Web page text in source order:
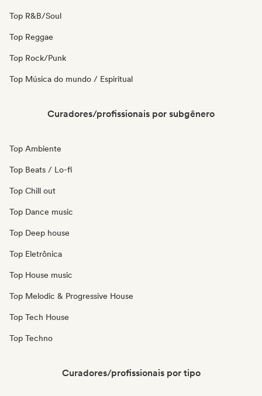
Top R&B/Soul
Top Reggae
Top Rock/Punk
Top Música do mundo / Espiritual
Curadores/profissionais por subgênero
Top Ambiente
Top Beats / Lo-fi
Top Chill out
Top Dance music
Top Deep house
Top Eletrônica
Top House music
Top Melodic & Progressive House
Top Tech House
Top Techno
Curadores/profissionais por tipo